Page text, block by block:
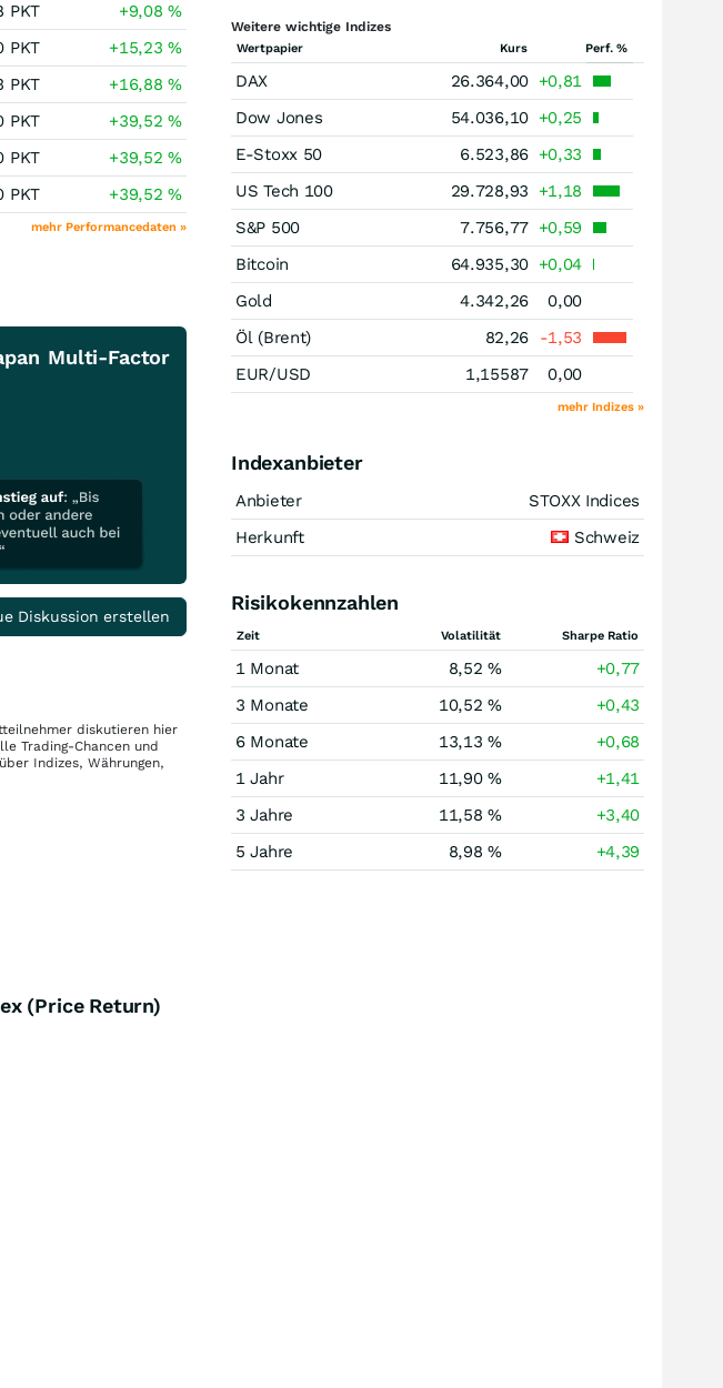
PKT +9,08%
PKT +15,23%
PKT +16,88%
PKT +39,52%
PKT +39,52%
PKT +39,52%
mehr Performancedaten »
Multi-Factor
Diskussion erstellen
diskutieren hier
Trading-Chancen und
Indizes, Währungen,
Weitere wichtige Indizes
Wertpapier Kurs Perf. %
DAX 26.364,00 +0,81
Dow Jones
54.036,10 +0,25
E-Stoxx 50
6.523,86 +0,33
US Tech 100
29.728,93
+1,18
S&P 500
7.756,77 +0,59
Bitcoin
64.935,30 +0,04
Gold
4.342,26
0,00
Öl (Brent)
82,26
-1,53
EUR/USD
1,15587 0,00
mehr Indizes »
Indexanbieter
Anbieter
STOXX Indices
Herkunft
Schweiz
Risikokennzahlen
Zeit Volatilität Sharpe Ratio
1 Monat 8,52 %
+0,77
3 Monate
10,52 %
+0,43
6 Monate
13,13 %
+0,68
1 Jahr
11,90 %
+1,41
3 Jahre
11,58 %
+3,40
5 Jahre
8,98 % +4,39
(Price Return)